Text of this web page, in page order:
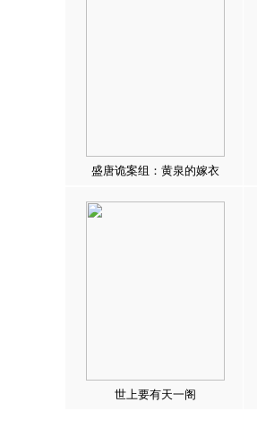
盛唐诡案组：黄泉的嫁衣
世上要有天一阁